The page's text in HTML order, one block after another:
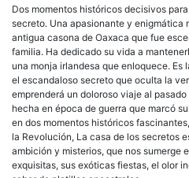
Dos momentos históricos decisivos
secreto. Una apasionante y enigmática
antigua casona de Oaxaca que fue
familia. Ha dedicado su vida a
una monja irlandesa que enloquece.
el escandaloso secreto que oculta la
emprenderá un doloroso viaje al
hecha en época de guerra que marcó
en dos momentos históricos
la Revolución, La casa de los secretos
ambición y misterios, que nos sumerge
exquisitas, sus exóticas fiestas, el olor